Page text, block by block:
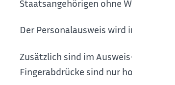
Staatsangehörigen ohne Wohnung
Der Personalausweis wird im
Zusätzlich sind im Ausweis-Chip
Fingerabdrücke sind nur hoheitlichen